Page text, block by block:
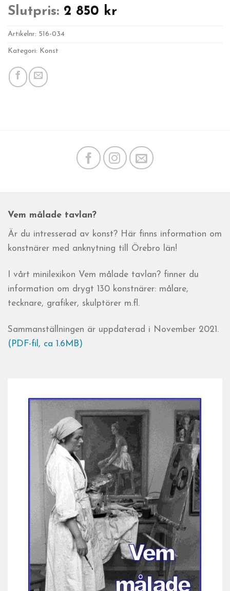
Slutpris: 2 850 kr
Artikelnr: 516-034
Kategori: Konst
Vem målade tavlan?
Är du intresserad av konst? Här finns information om
konstnärer med anknytning till Örebro län!
I vårt minilexikon Vem målade tavlan? finner du
information om drygt 130 konstnärer: målare,
tecknare, grafiker, skulptörer m.fl.
Sammanställningen är uppdaterad i November 2021.
(PDF-fil, ca 1.6MB)